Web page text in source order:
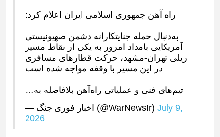
راه آهن جمهوری اسلامی ایران اعلام کرد:
به‌دنبال حمله جنایتکارانه دشمن صهیونیستی
آمریکایی بامداد امروز به یکی از ‌نقاط مسیر
ریلی تهران-مشهد، حرکت قطارهای مسافری
در این مسیر با وقفه مواجه شده است
تیم‌های فنی و عملیاتی راه‌آهن بلافاصله به…
— اخبار فوری جنگ (@WarNewsIr)July 9,
2026